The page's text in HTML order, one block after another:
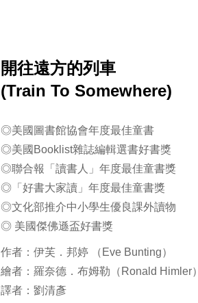
開往遠方的列車
(Train To Somewhere)
◎美國圖書館協會年度最佳童書
◎美國Booklist雜誌編輯選書好書獎
◎聯合報「讀書人」年度最佳童書獎
◎「好書大家讀」年度最佳童書獎
◎文化部推介中小學生優良課外讀物
◎ 美國傑佛遜盃好書獎
作者：伊芙．邦婷 （Eve Bunting）
繪者：羅奈德．布姆勒（Ronald Himler）
譯者：劉清彥